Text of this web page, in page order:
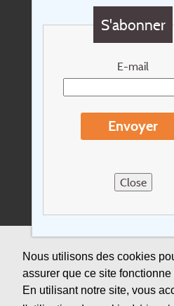
Nous utilisons des cookies
assurer que ce site fonctionne
En utilisant notre site, vous
S'abonner
E-mail
Envoyer
Close
Newsletter
Conditions de
Sitemap